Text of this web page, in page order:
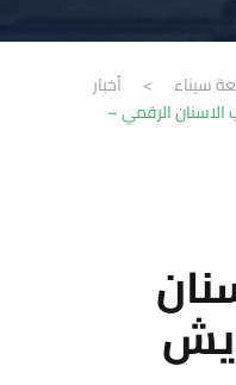
سيناء >
أخبار
الرقمي –